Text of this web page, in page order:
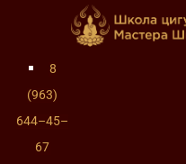
8
(963)
644–45–
67